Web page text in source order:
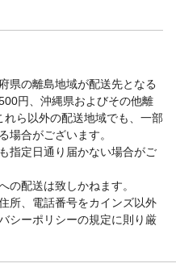
県の離島地域が配送先となる
円、沖縄県およびその他離
ら以外の配送地域でも、一部
場合がございます。
指定日通り届かない場合がご
の配送は致しかねます。
所、電話番号をカインズ以外
シーポリシーの規定に則り厳